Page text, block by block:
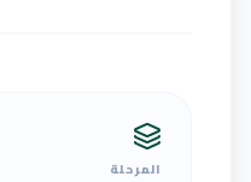
المرحلة